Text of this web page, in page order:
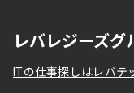
レバレジーズグ
ITの仕事探しはレバテ